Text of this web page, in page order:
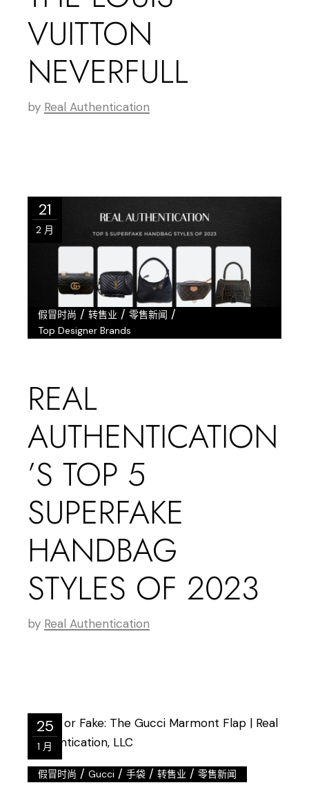
VUITTON
NEVERFULL
by Real Authentication
21
2 月
假冒时尚 /转售业 /零售新闻 /
Top Designer Brands
REAL
AUTHENTICATION
’S TOP 5
SUPERFAKE
HANDBAG
STYLES OF 2023
by Real Authentication
25
1 月
假冒时尚 /Gucci /手袋 /转售业 /零售新闻